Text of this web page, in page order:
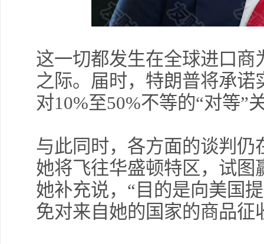
这一切都发生在全球进口
之际。届时，特朗普将承
对10%至50%不等的“对等”
与此同时，各方面的谈判
她将飞往华盛顿特区，试
她补充说，“目的是向美国
免对来自她的国家的商品征